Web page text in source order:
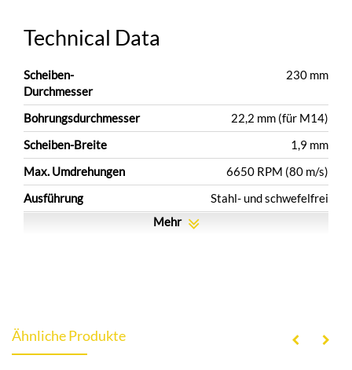
Technical Data
Scheiben-
Durchmesser
230 mm
Bohrungsdurchmesser
22,2 mm (für M14)
Scheiben-Breite
1,9 mm
Max. Umdrehungen
6650 RPM (80 m/s)
Ausführung
Stahl- und schwefelfrei
Mehr
Ähnliche Produkte